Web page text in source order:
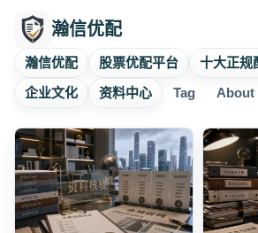
瀚信优配
瀚信优配 股票优配平台
十大正规
企业文化
资料中心 Tag About